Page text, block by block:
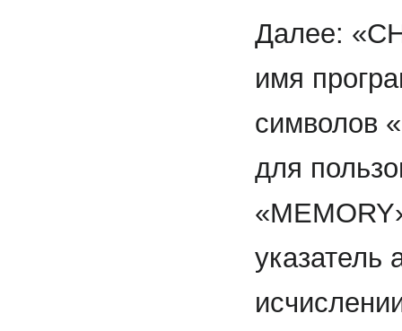
Далее:
имя
символов
для
указатель